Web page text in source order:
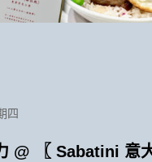
四
@ 〖 Sabatini 意